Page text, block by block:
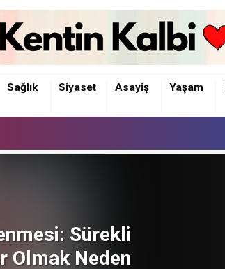
Sağlık Siyaset Asayiş Yaşam